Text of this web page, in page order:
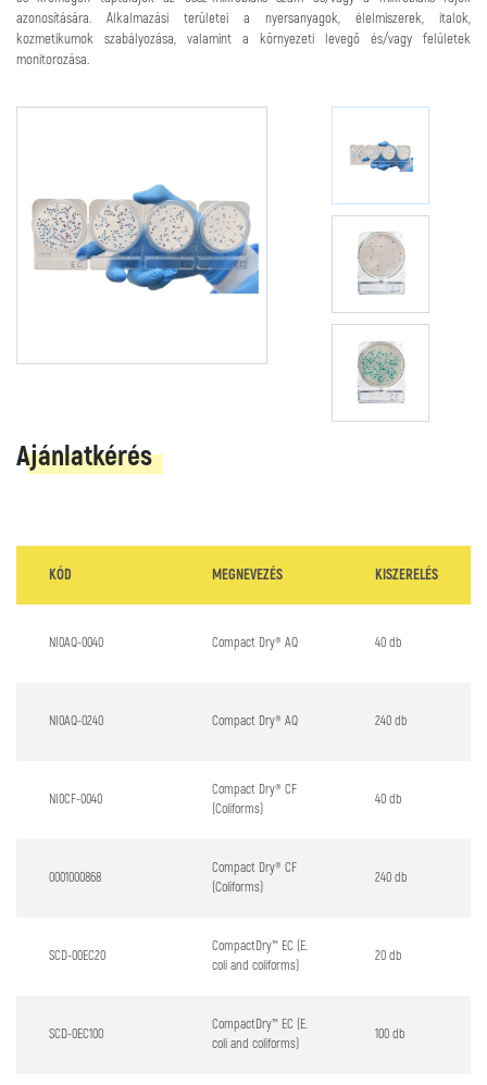
azonosítására. Alkalmazási területei a nyersanyagok, élelmiszerek, italok,
kozmetikumok szabályozása, valamint a környezeti levegő és/vagy felületek
monitorozása.
Ajánlatkérés
KÓD MEGNEVEZÉS KISZERELÉS
NI0AQ-0040 Compact Dry® AQ 40 db
NI0AQ-0240 Compact Dry® AQ 240 db
NI0CF-0040
Compact Dry® CF
(Coliforms)
40 db
0001000868
Compact Dry® CF
(Coliforms)
240 db
SCD-00EC20
CompactDry™ EC (E.
coli and coliforms)
20 db
SCD-0EC100
CompactDry™ EC (E.
coli and coliforms)
100 db